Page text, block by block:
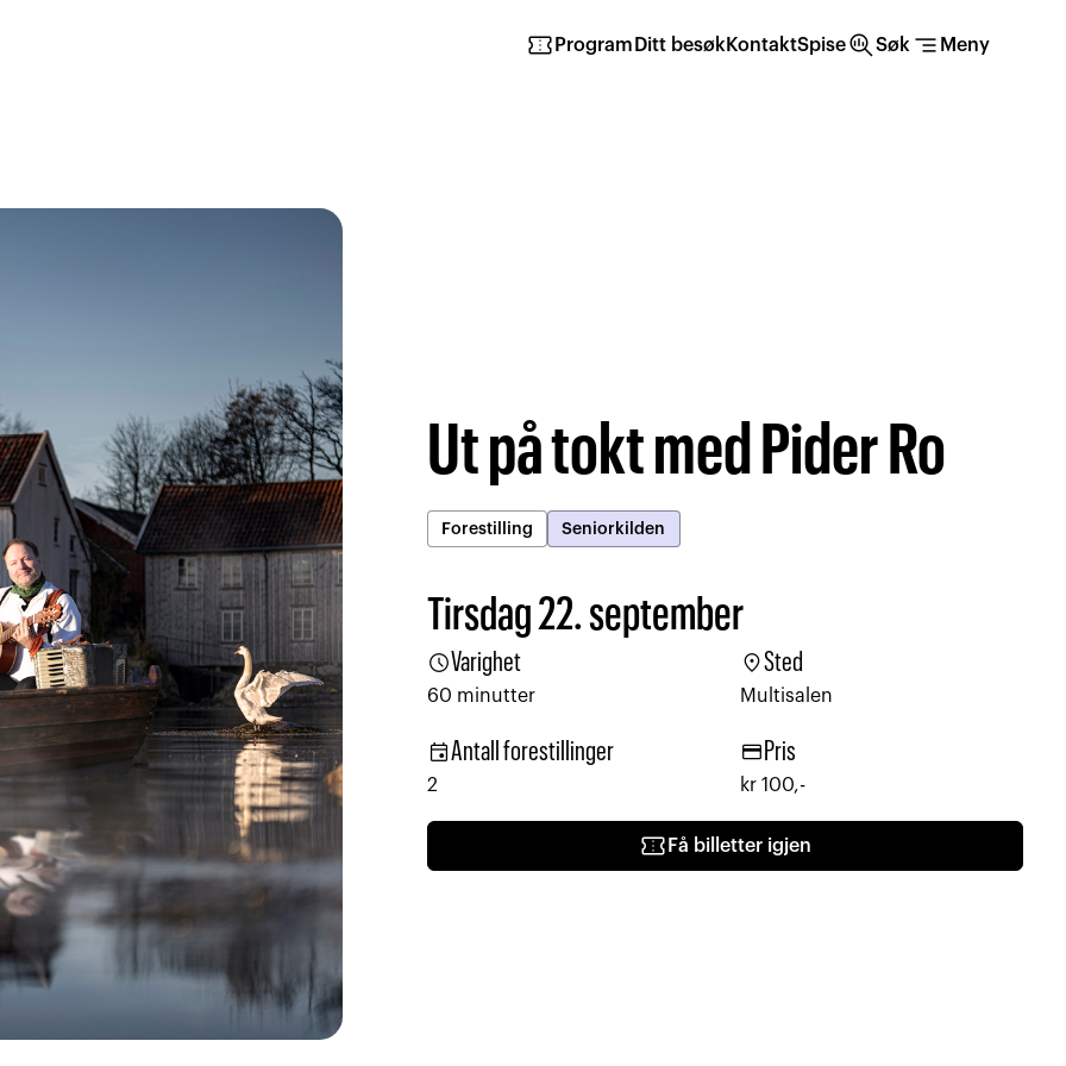
confirmation_number Program Ditt besøkKontaktSpisesearch_insightsSøk segment Meny
Ut på tokt med Pider Ro
Forestilling Seniorkilden
Tirsdag 22. september
scheduleVarighet
60 minutter
location_onSted
Multisalen
eventAntall forestillinger
2
credit_card Pris
kr 100,-
confirmation_number Få billetter igjen